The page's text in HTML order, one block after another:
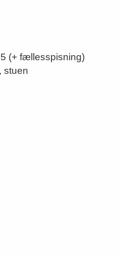
(+ fællesspisning)
stuen